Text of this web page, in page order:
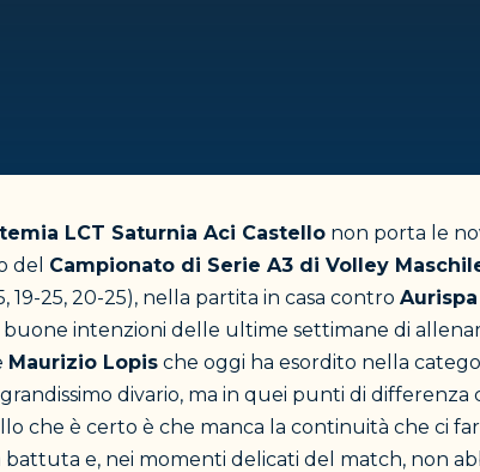
LCT Saturnia Aci Castello non porta le
del Campionato di Serie A3 di Volley
19-25, 20-25), nella partita in casa contro
intenzioni delle ultime settimane di
Maurizio Lopis che oggi ha esordito nella
divario, ma in quei punti di differenza
che è certo è che manca la continuità che ci
e, nei momenti delicati del match, non